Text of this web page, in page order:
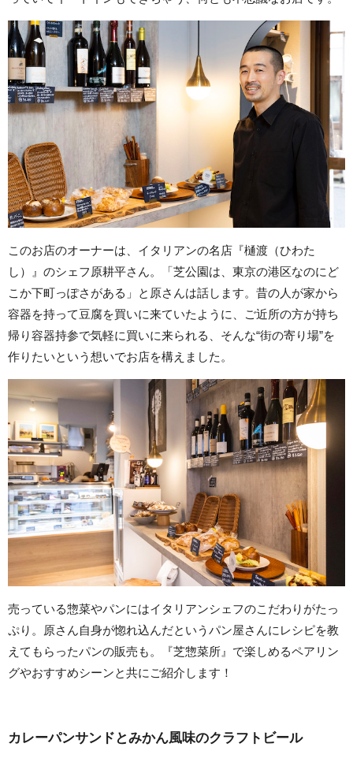
このお店のオーナーは、イタリアンの名店『樋渡（ひわた
し）』のシェフ原耕平さん。「芝公園は、東京の港区なのにど
こか下町っぽさがある」と原さんは話します。昔の人が家から
容器を持って豆腐を買いに来ていたように、ご近所の方が持ち
帰り容器持参で気軽に買いに来られる、そんな“街の寄り場”を
作りたいという想いでお店を構えました。
売っている惣菜やパンにはイタリアンシェフのこだわりがたっ
ぷり。原さん自身が惚れ込んだというパン屋さんにレシピを教
えてもらったパンの販売も。『芝惣菜所』で楽しめるペアリン
グやおすすめシーンと共にご紹介します！
カレーパンサンドとみかん風味のクラフトビール